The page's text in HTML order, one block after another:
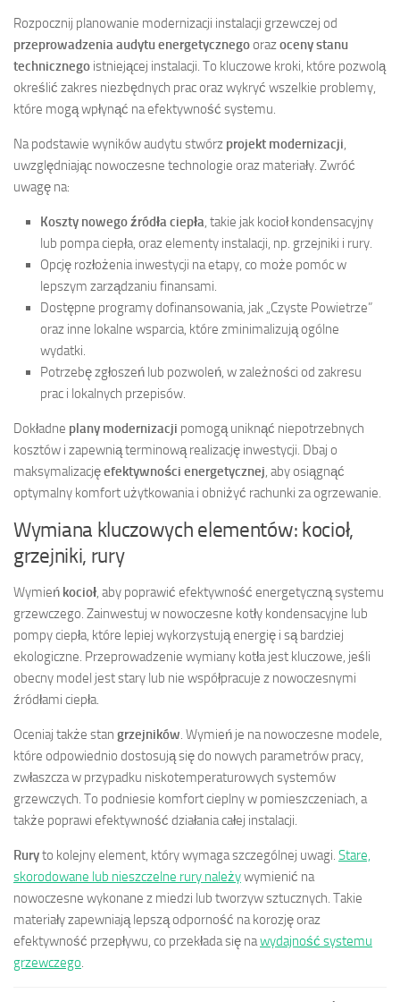
Rozpocznij planowanie modernizacji instalacji grzewczej od
przeprowadzenia audytu energetycznegoorazoceny stanu
technicznego istniejącej instalacji. To kluczowe kroki, które pozwolą
określić zakres niezbędnych prac oraz wykryć wszelkie problemy,
które mogą wpłynąć na efektywność systemu.
Na podstawie wyników audytu stwórz projekt modernizacji
uwzględniając nowoczesne technologie oraz materiały. Zwróć
uwagę na:
Koszty nowego źródła ciepła , takie jak kocioł kondensacyjny
lub pompa ciepła, oraz elementy instalacji, np. grzejniki i rury.
Opcję rozłożenia inwestycji na etapy, co może pomóc w
lepszym zarządzaniu finansami.
Dostępne programy dofinansowania, jak „Czyste Powietrze”
oraz inne lokalne wsparcia, które zminimalizują ogólne
wydatki.
Potrzebę zgłoszeń lub pozwoleń, w zależności od zakresu
prac i lokalnych przepisów.
Dokładne plany modernizacji pomogą uniknąć niepotrzebnych
kosztów i zapewnią terminową realizację inwestycji. Dbaj o
maksymalizacjęefektywności energetycznej , aby osiągnąć
optymalny komfort użytkowania i obniżyć rachunki za ogrzewanie.
Wymiana kluczowych elementów: kocioł,
grzejniki, rury
Wymień kocioł , aby poprawić efektywność energetyczną systemu
grzewczego. Zainwestuj w nowoczesne kotły kondensacyjne lub
pompy ciepła, które lepiej wykorzystują energię i są bardziej
ekologiczne. Przeprowadzenie wymiany kotła jest kluczowe, jeśli
obecny model jest stary lub nie współpracuje z nowoczesnymi
źródłami ciepła.
Oceniaj także stan grzejników . Wymień je na nowoczesne modele,
które odpowiednio dostosują się do nowych parametrów pracy,
zwłaszcza w przypadku niskotemperaturowych systemów
grzewczych. To podniesie komfort cieplny w pomieszczeniach, a
także poprawi efektywność działania całej instalacji.
Ruryto kolejny element, który wymaga szczególnej uwagi. Stare,
skorodowane lub nieszczelne rury należywymienić na
nowoczesne wykonane z miedzi lub tworzyw sztucznych. Takie
materiały zapewniają lepszą odporność na korozję oraz
efektywność przepływu, co przekłada się nawydajność systemu
grzewczego